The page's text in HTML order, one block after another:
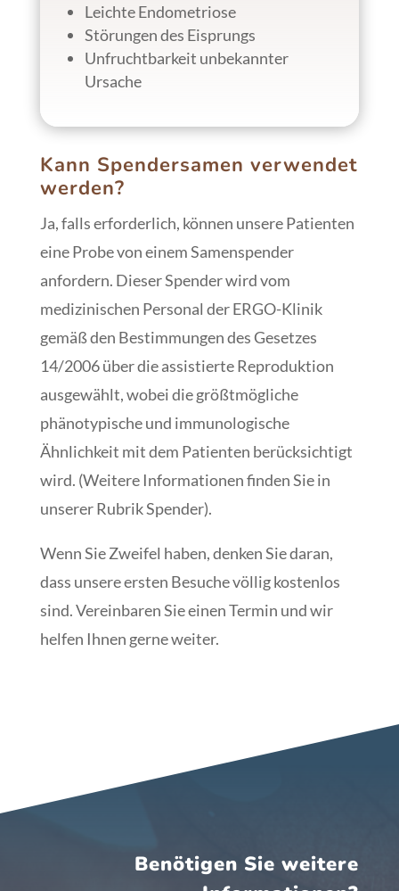
Leichte Endometriose
Störungen des Eisprungs
Unfruchtbarkeit unbekannter
Ursache
Kann Spendersamen verwendet
werden?
Ja, falls erforderlich, können unsere Patienten
eine Probe von einem Samenspender
anfordern. Dieser Spender wird vom
medizinischen Personal der ERGO-Klinik
gemäß den Bestimmungen des Gesetzes
14/2006 über die assistierte Reproduktion
ausgewählt, wobei die größtmögliche
phänotypische und immunologische
Ähnlichkeit mit dem Patienten berücksichtigt
wird. (Weitere Informationen finden Sie in
unserer Rubrik Spender).
Wenn Sie Zweifel haben, denken Sie daran,
dass unsere ersten Besuche völlig kostenlos
sind. Vereinbaren Sie einen Termin und wir
helfen Ihnen gerne weiter.
Benötigen Sie weitere